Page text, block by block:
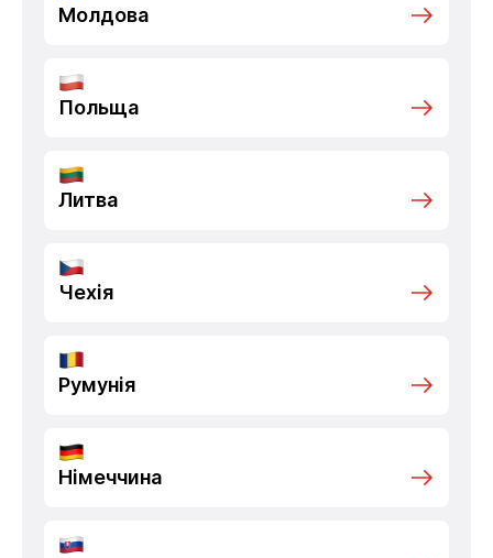
Молдова
Польща
Литва
Чехія
Румунія
Німеччина